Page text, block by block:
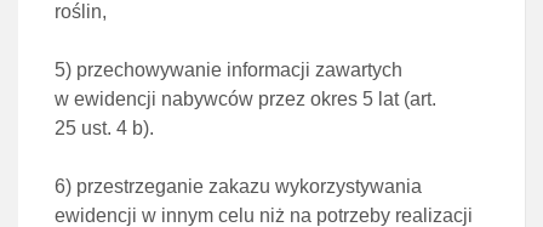
roślin,
5) przechowywanie informacji zawartych
w ewidencji nabywców przez okres 5 lat (art.
25 ust. 4 b).
6) przestrzeganie zakazu wykorzystywania
ewidencji w innym celu niż na potrzeby realizacji